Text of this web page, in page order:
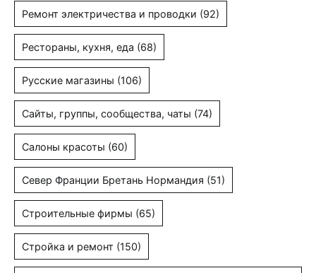
Ремонт электричества и проводки (92)
Рестораны, кухня, еда (68)
Русские магазины (106)
Сайты, группы, сообщества, чаты (74)
Салоны красоты (60)
Север Франции Бретань Нормандия (51)
Строительные фирмы (65)
Стройка и ремонт (150)